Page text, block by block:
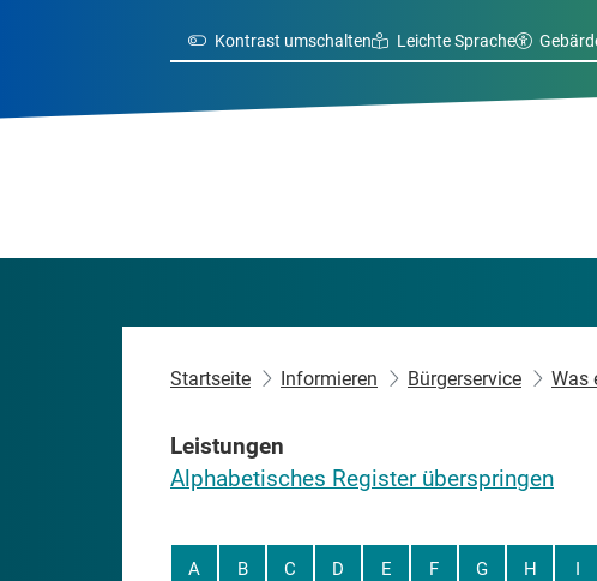
Kontrast umschalten Leichte Sprache
Startseite Informieren Bürgerservice Was
Leistungen
Alphabetisches Register überspringen
A B C D E F G H I